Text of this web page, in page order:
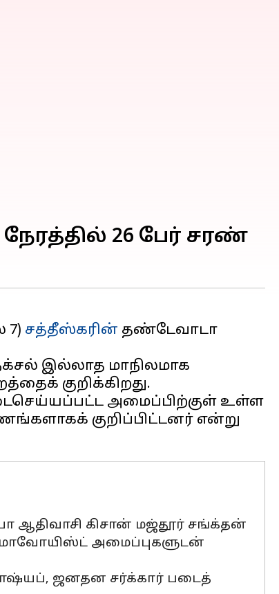
26 பேர் சரண்
7) சத்தீஸ்கரின் தண்டேவாடா
இல்லாத மாநிலமாக
அமைப்பிற்குள் உள்ள
குறிப்பிட்டனர் என்று
ஆதிவாசி கிசான் மஜ்தூர் சங்க்தன்
மாவோயிஸ்ட் அமைப்புகளுடன்
ஜனதன சர்க்கார் படைத்